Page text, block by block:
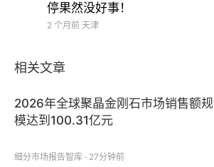
停果然没好事！
2 个月前 天津
相关文章
2026年全球聚晶金刚石市场销售额规
模达到100.31亿元
细分市场报告智库 · 27分钟前